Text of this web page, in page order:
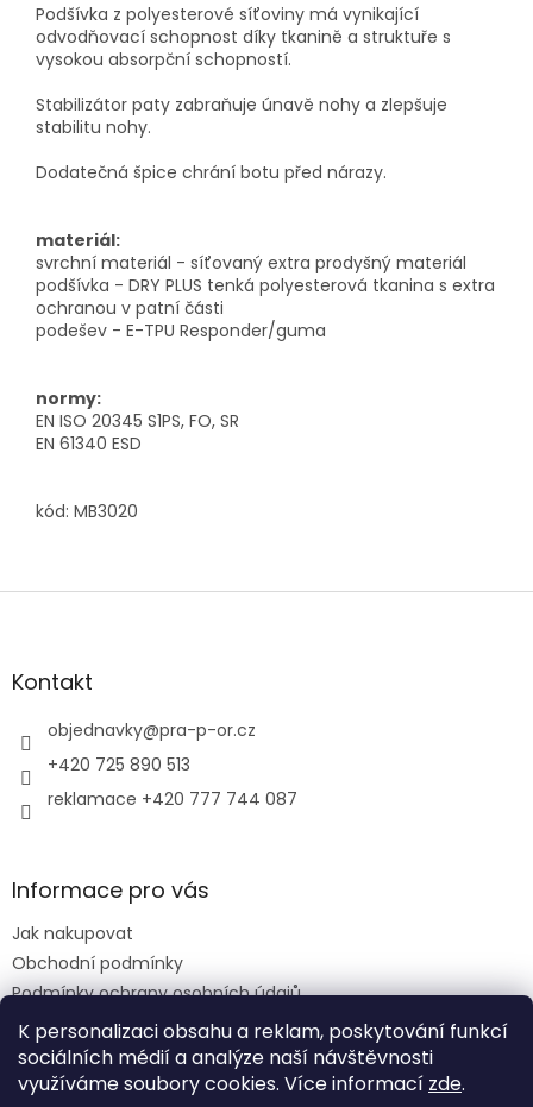
K personalizaci obsahu a reklam, poskytování funkcí
sociálních médií a analýze naší návštěvnosti
využíváme soubory cookies. Více informací zde.
Podšívka z polyesterové síťoviny má vynikající
odvodňovací schopnost díky tkanině a struktuře s
vysokou absorpční schopností.
Stabilizátor paty zabraňuje únavě nohy a zlepšuje
stabilitu nohy.
Dodatečná špice chrání botu před nárazy.
materiál:
svrchní materiál - síťovaný extra prodyšný materiál
podšívka - DRY PLUS tenká polyesterová tkanina s extra
ochranou v patní části
podešev - E-TPU Responder/guma
normy:
EN ISO 20345 S1PS, FO, SR
EN 61340 ESD
kód: MB3020
Z
aKontakt
objednavky@pra-p-or.cz
+420 725 890 513
reklamace +420 777 744 087
Informace pro vás
Jak nakupovat
Obchodní podmínky
Podmínky ochrany osobních údajů
Reklamační řád